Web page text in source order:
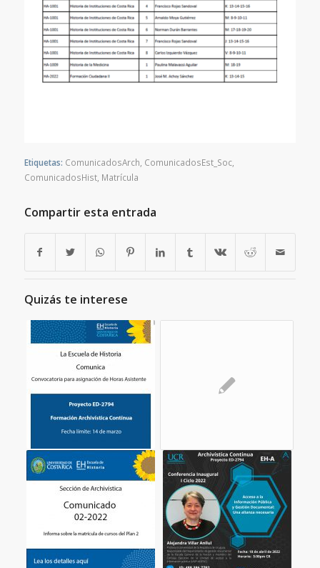
Etiquetas: ComunicadosArch ComunicadosEst_Soc,
ComunicadosHist, Matrícula
Compartir esta entrada
Quizás te interese